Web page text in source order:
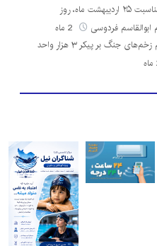
پیام آیت الله سیّدمجتبی خامنه‌ای به مناسبت ۲۵ اردیبهشت ماه، روز
فردوسی
از سنگر دفاع تا میدان سازندگی؛ ترمیم زخم‌های جنگ بر پیکر ۳ هزار واحد